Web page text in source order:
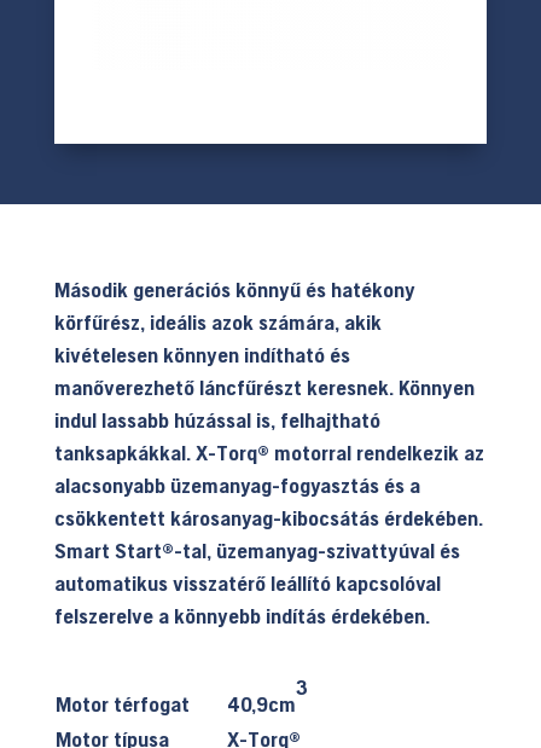
Második generációs könnyű és hatékony
körfűrész, ideális azok számára, akik
kivételesen könnyen indítható és
manőverezhető láncfűrészt keresnek. Könnyen
indul lassabb húzással is, felhajtható
tanksapkákkal. X-Torq® motorral rendelkezik az
alacsonyabb üzemanyag-fogyasztás és a
csökkentett károsanyag-kibocsátás érdekében.
Smart Start®-tal, üzemanyag-szivattyúval és
automatikus visszatérő leállító kapcsolóval
felszerelve a könnyebb indítás érdekében.
Motor térfogat 40,9cm
3
Motor típusa
X-Torq®